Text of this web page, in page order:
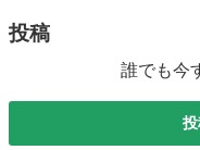
投稿
誰でも今